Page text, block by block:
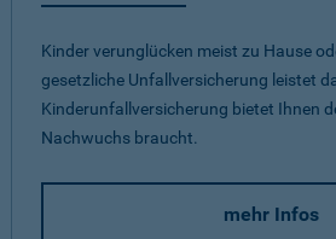
Kinder verunglücken meist zu Hause
gesetzliche Unfallversicherung leistet
Kinderunfallversicherung bietet Ihnen
Nachwuchs braucht.
mehr Infos